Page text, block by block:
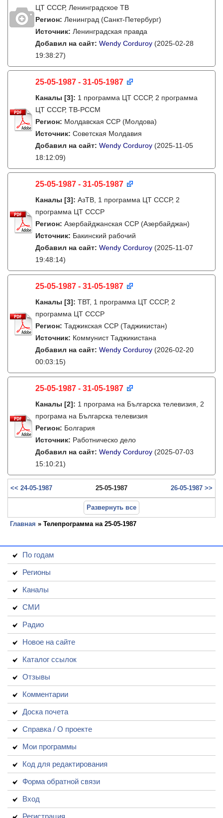
ЦТ СССР, Ленинградское ТВ
Регион: Ленинград (Санкт-Петербург)
Источник: Ленинградская правда
Добавил на сайт: Wendy Corduroy (2025-02-28
19:38:27)
25-05-1987 - 31-05-1987
Каналы [3]: 1 программа ЦТ СССР, 2 программа
ЦТ СССР, ТВ-РССМ
Регион: Молдавская ССР (Молдова)
Источник: Советская Молдавия
Добавил на сайт: Wendy Corduroy (2025-11-05
18:12:09)
25-05-1987 - 31-05-1987
Каналы [3]: АзТВ, 1 программа ЦТ СССР, 2
программа ЦТ СССР
Регион: Азербайджанская ССР (Азербайджан)
Источник: Бакинский рабочий
Добавил на сайт: Wendy Corduroy (2025-11-07
19:48:14)
25-05-1987 - 31-05-1987
Каналы [3]: ТВТ, 1 программа ЦТ СССР, 2
программа ЦТ СССР
Регион: Таджикская ССР (Таджикистан)
Источник: Коммунист Таджикистана
Добавил на сайт: Wendy Corduroy (2026-02-20
00:03:15)
25-05-1987 - 31-05-1987
Каналы [2]: 1 програма на Българска телевизия, 2
програма на Българска телевизия
Регион: Болгария
Источник: Работническо дело
Добавил на сайт: Wendy Corduroy (2025-07-03
15:10:21)
<< 24-05-1987 25-05-1987 26-05-1987 >>
Развернуть все
Главная » Телепрограмма на 25-05-1987
По годам
Регионы
Каналы
СМИ
Радио
Новое на сайте
Каталог ссылок
Отзывы
Комментарии
Доска почета
Справка / О проекте
Мои программы
Код для редактирования
Форма обратной связи
Вход
Регистрация